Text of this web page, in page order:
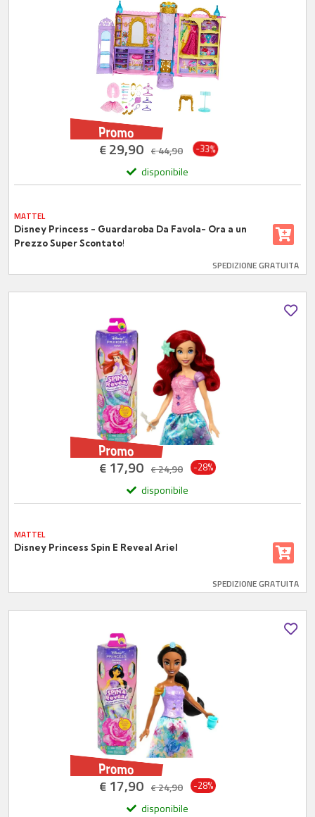
€29,90 €44,90 -33%
disponibile
MATTEL
Disney Princess - Guardaroba Da Favola- Ora a un
Prezzo Super Scontato!
SPEDIZIONE GRATUITA
€ 17,90 €24,90 -28%
disponibile
MATTEL
Disney Princess Spin E Reveal Ariel
SPEDIZIONE GRATUITA
€ 17,90 €24,90 -28%
disponibile